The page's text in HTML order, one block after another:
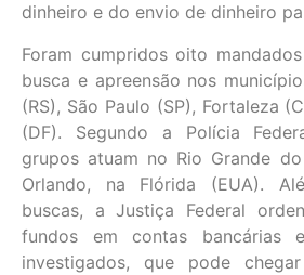
dinheiro e do envio de dinheiro
Foram cumpridos oito
busca e apreensão nos
(RS), São Paulo (SP), Fortaleza
(DF). Segundo a Polícia
grupos atuam no Rio Grande
Orlando, na Flórida (EUA).
buscas, a Justiça Federal
fundos em contas bancárias
investigados, que pode